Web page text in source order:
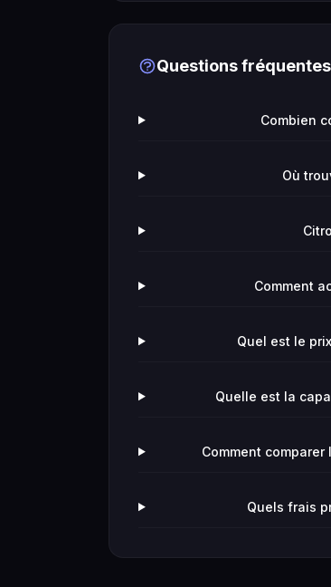
Questions fréquentes
Combien
Où
Comment
Quel est le
Quelle est la
Comment
Quels frais